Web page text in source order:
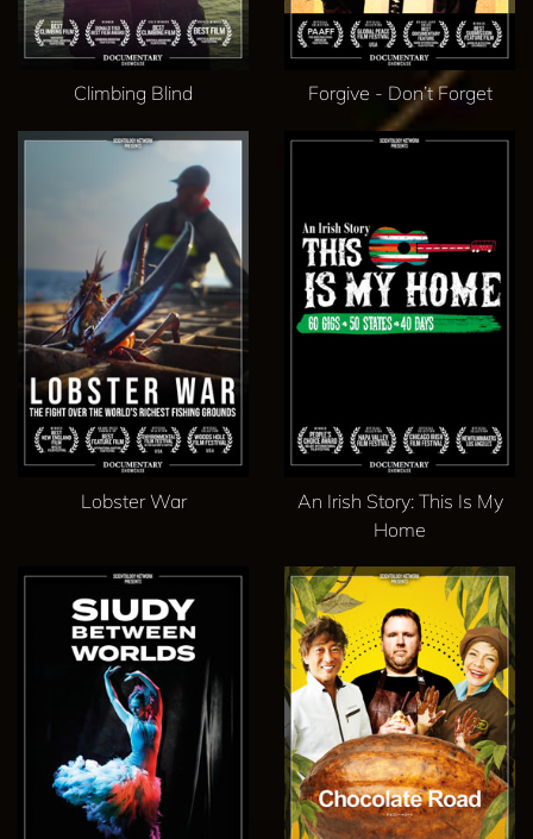
Climbing Blind Forgive - Don’t Forget
Lobster War
An Irish Story: This Is My
Home